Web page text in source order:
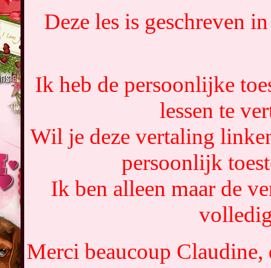
Deze les is geschreven
Ik heb de persoonlijke
lessen te
Wil je deze vertaling
persoonlijk
Ik ben alleen maar de
Merci beaucoup